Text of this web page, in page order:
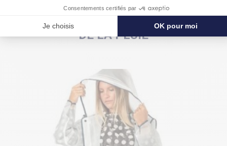
POUR SE PROTÉGER ENCORE PLUS
DE LA PLUIE